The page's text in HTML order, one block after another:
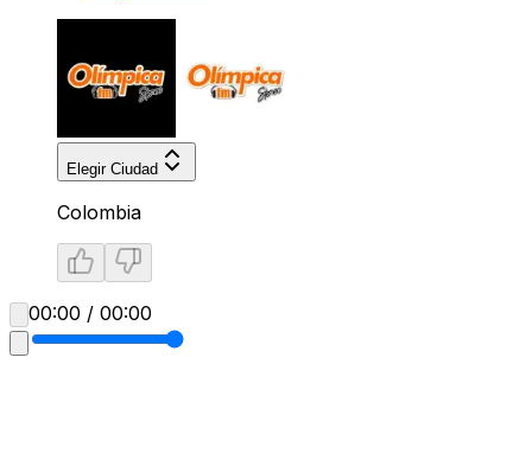
Elegir Ciudad
Colombia
00:00 / 00:00